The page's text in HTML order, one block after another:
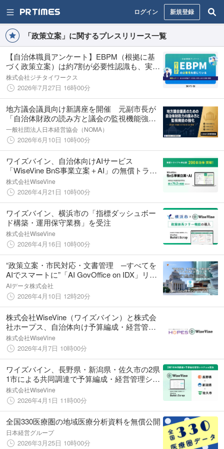
ログイン 新規登録
「政策立案」に関するプレスリリース一覧
【自治体職員アンケート】EBPM（根拠に基
づく政策立案）は約7割が必要性認識も、実践
を阻む二重の壁が明らかに。生成AIは解決策
となるか
株式会社ジチタイワークス
2026年7月27日 16時00分
地方議会議員向け新講座を開催 元副市長が
「自治体財政の読み方と議会の監視機能強
化」を解説【7月3日開催】
一般社団法人日本経営協会（NOMA）
2026年6月10日 10時00分
ワイズバイン、自治体向けAIサービス
「WiseVine BnS事業立案＋AI」の無償トライ
アルが200自治体に到達
株式会社WiseVine
2026年4月21日 10時00分
ワイズバイン、横浜市の「指標ダッシュボー
ド構築・運用保守業務」を受注
株式会社WiseVine
2026年4月16日 10時00分
“政策立案・市民対応・文書管理 ─すべてを
AIでスマートに”「AI GovOffice on IDX」リリ
ース 〜 議員・議会・行政オフィスの業務を
デジタル化し、政策活動の効率と透明性を大
幅向上 〜
AIデータ株式会社
2026年4月10日 12時20分
株式会社WiseVine（ワイズバイン）と株式会
社ホープス、自治体向け予算編成・経営管理
システム「Build & Scrap」シリーズで戦略的
協業を開始
株式会社WiseVine
2026年4月7日 10時00分
ワイズバイン、長野県・新潟県・佐久市の2県
1市による共同調達で予算編成・経営管理シス
テムを受注
株式会社WiseVine
2026年4月1日 11時00分
全国330医療圏の地域医療分析資料を無償公開
日本経営グループ
2026年3月25日 10時00分